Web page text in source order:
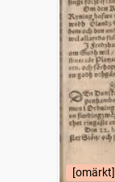
[omärkt]